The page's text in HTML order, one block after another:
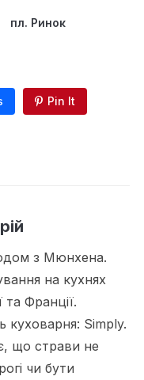
пл. Ринок
Pin It
з Мюнхена.
на кухнях
та Франції.
куховарня: Simply.
що страви не
чи бути